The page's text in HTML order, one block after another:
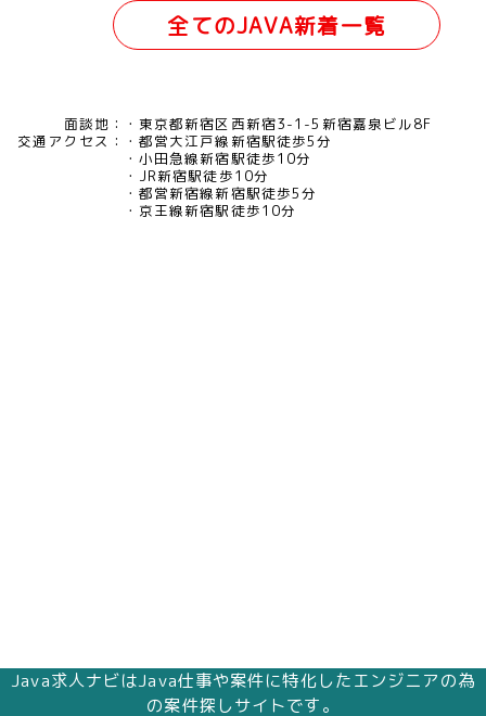
全てのJAVA新着一覧
面談地：
東京都新宿区西新宿3-1-5新宿嘉泉ビル8F
交通アクセス：
都営大江戸線新宿駅徒歩5分
小田急線新宿駅徒歩10分
JR新宿駅徒歩10分
都営新宿線新宿駅徒歩5分
京王線新宿駅徒歩10分
Java求人ナビはJava仕事や案件に特化したエンジニアの為
の案件探しサイトです。